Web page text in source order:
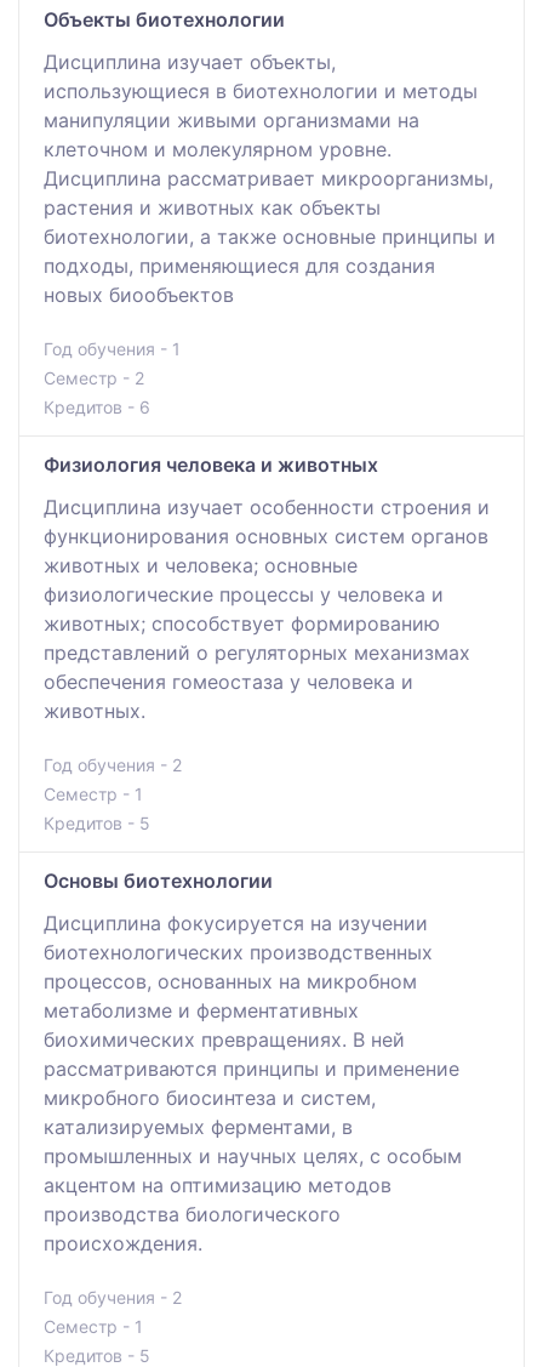
Объекты биотехнологии
Дисциплина изучает объекты,
использующиеся в биотехнологии и методы
манипуляции живыми организмами на
клеточном и молекулярном уровне.
Дисциплина рассматривает микроорганизмы,
растения и животных как объекты
биотехнологии, а также основные принципы и
подходы, применяющиеся для создания
новых биообъектов
Год обучения - 1
Семестр - 2
Кредитов - 6
Физиология человека и животных
Дисциплина изучает особенности строения и
функционирования основных систем органов
животных и человека; основные
физиологические процессы у человека и
животных; способствует формированию
представлений о регуляторных механизмах
обеспечения гомеостаза у человека и
животных.
Год обучения - 2
Семестр - 1
Кредитов - 5
Основы биотехнологии
Дисциплина фокусируется на изучении
биотехнологических производственных
процессов, основанных на микробном
метаболизме и ферментативных
биохимических превращениях. В ней
рассматриваются принципы и применение
микробного биосинтеза и систем,
катализируемых ферментами, в
промышленных и научных целях, с особым
акцентом на оптимизацию методов
производства биологического
происхождения.
Год обучения - 2
Семестр - 1
Кредитов - 5